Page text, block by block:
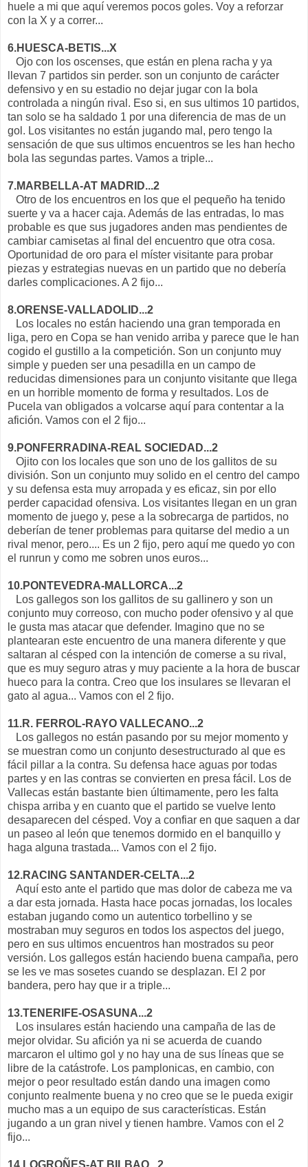
huele a mi que aquí veremos pocos goles. Voy a reforzar
con la X y a correr...
6.HUESCA-BETIS...X
Ojo con los oscenses, que están en plena racha y ya
llevan 7 partidos sin perder. son un conjunto de carácter
defensivo y en su estadio no dejar jugar con la bola
controlada a ningún rival. Eso si, en sus ultimos 10 partidos,
tan solo se ha saldado 1 por una diferencia de mas de un
gol. Los visitantes no están jugando mal, pero tengo la
sensación de que sus ultimos encuentros se les han hecho
bola las segundas partes. Vamos a triple...
7.MARBELLA-AT MADRID...2
Otro de los encuentros en los que el pequeño ha tenido
suerte y va a hacer caja. Además de las entradas, lo mas
probable es que sus jugadores anden mas pendientes de
cambiar camisetas al final del encuentro que otra cosa.
Oportunidad de oro para el míster visitante para probar
piezas y estrategias nuevas en un partido que no debería
darles complicaciones. A 2 fijo...
8.ORENSE-VALLADOLID...2
Los locales no están haciendo una gran temporada en
liga, pero en Copa se han venido arriba y parece que le han
cogido el gustillo a la competición. Son un conjunto muy
simple y pueden ser una pesadilla en un campo de
reducidas dimensiones para un conjunto visitante que llega
en un horrible momento de forma y resultados. Los de
Pucela van obligados a volcarse aquí para contentar a la
afición. Vamos con el 2 fijo...
9.PONFERRADINA-REAL SOCIEDAD...2
Ojito con los locales que son uno de los gallitos de su
división. Son un conjunto muy solido en el centro del campo
y su defensa esta muy arropada y es eficaz, sin por ello
perder capacidad ofensiva. Los visitantes llegan en un gran
momento de juego y, pese a la sobrecarga de partidos, no
deberían de tener problemas para quitarse del medio a un
rival menor, pero.... Es un 2 fijo, pero aquí me quedo yo con
el runrun y como me sobren unos euros...
10.PONTEVEDRA-MALLORCA...2
Los gallegos son los gallitos de su gallinero y son un
conjunto muy correoso, con mucho poder ofensivo y al que
le gusta mas atacar que defender. Imagino que no se
plantearan este encuentro de una manera diferente y que
saltaran al césped con la intención de comerse a su rival,
que es muy seguro atras y muy paciente a la hora de buscar
hueco para la contra. Creo que los insulares se llevaran el
gato al agua... Vamos con el 2 fijo.
11.R. FERROL-RAYO VALLECANO...2
Los gallegos no están pasando por su mejor momento y
se muestran como un conjunto desestructurado al que es
fácil pillar a la contra. Su defensa hace aguas por todas
partes y en las contras se convierten en presa fácil. Los de
Vallecas están bastante bien últimamente, pero les falta
chispa arriba y en cuanto que el partido se vuelve lento
desaparecen del césped. Voy a confiar en que saquen a dar
un paseo al león que tenemos dormido en el banquillo y
haga alguna trastada... Vamos con el 2 fijo.
12.RACING SANTANDER-CELTA...2
Aquí esto ante el partido que mas dolor de cabeza me va
a dar esta jornada. Hasta hace pocas jornadas, los locales
estaban jugando como un autentico torbellino y se
mostraban muy seguros en todos los aspectos del juego,
pero en sus ultimos encuentros han mostrados su peor
versión. Los gallegos están haciendo buena campaña, pero
se les ve mas sosetes cuando se desplazan. El 2 por
bandera, pero hay que ir a triple...
13.TENERIFE-OSASUNA...2
Los insulares están haciendo una campaña de las de
mejor olvidar. Su afición ya ni se acuerda de cuando
marcaron el ultimo gol y no hay una de sus líneas que se
libre de la catástrofe. Los pamplonicas, en cambio, con
mejor o peor resultado están dando una imagen como
conjunto realmente buena y no creo que se le pueda exigir
mucho mas a un equipo de sus características. Están
jugando a un gran nivel y tienen hambre. Vamos con el 2
fijo...